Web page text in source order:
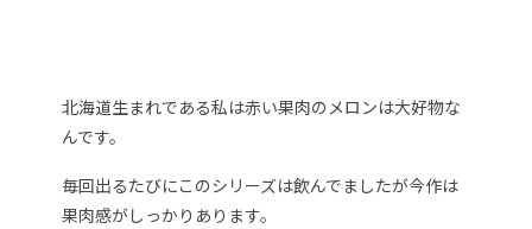
北海道生まれである私は赤い果肉のメロンは大好物な
んです。
毎回出るたびにこのシリーズは飲んでましたが今作は
果肉感がしっかりあります。